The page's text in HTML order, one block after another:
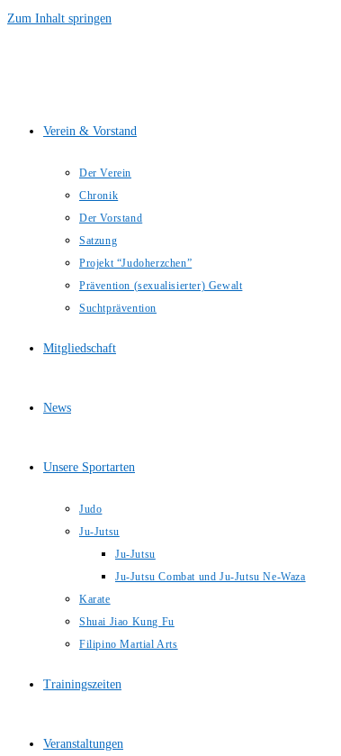
Zum Inhalt springen
Verein & Vorstand
Der Verein
Chronik
Der Vorstand
Satzung
Projekt “Judoherzchen”
Prävention (sexualisierter) Gewalt
Suchtprävention
Mitgliedschaft
News
Unsere Sportarten
Judo
Ju-Jutsu
Ju-Jutsu
Ju-Jutsu Combat und Ju-Jutsu Ne-Waza
Karate
Shuai Jiao Kung Fu
Filipino Martial Arts
Trainingszeiten
Veranstaltungen